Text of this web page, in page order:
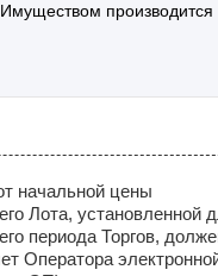
начальной цены
Лота, установленной
периода Торгов,
Оператора